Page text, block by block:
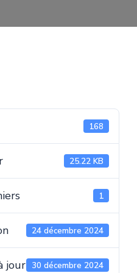
168
25.22 KB
1
24 décembre 2024
jour 30 décembre 2024